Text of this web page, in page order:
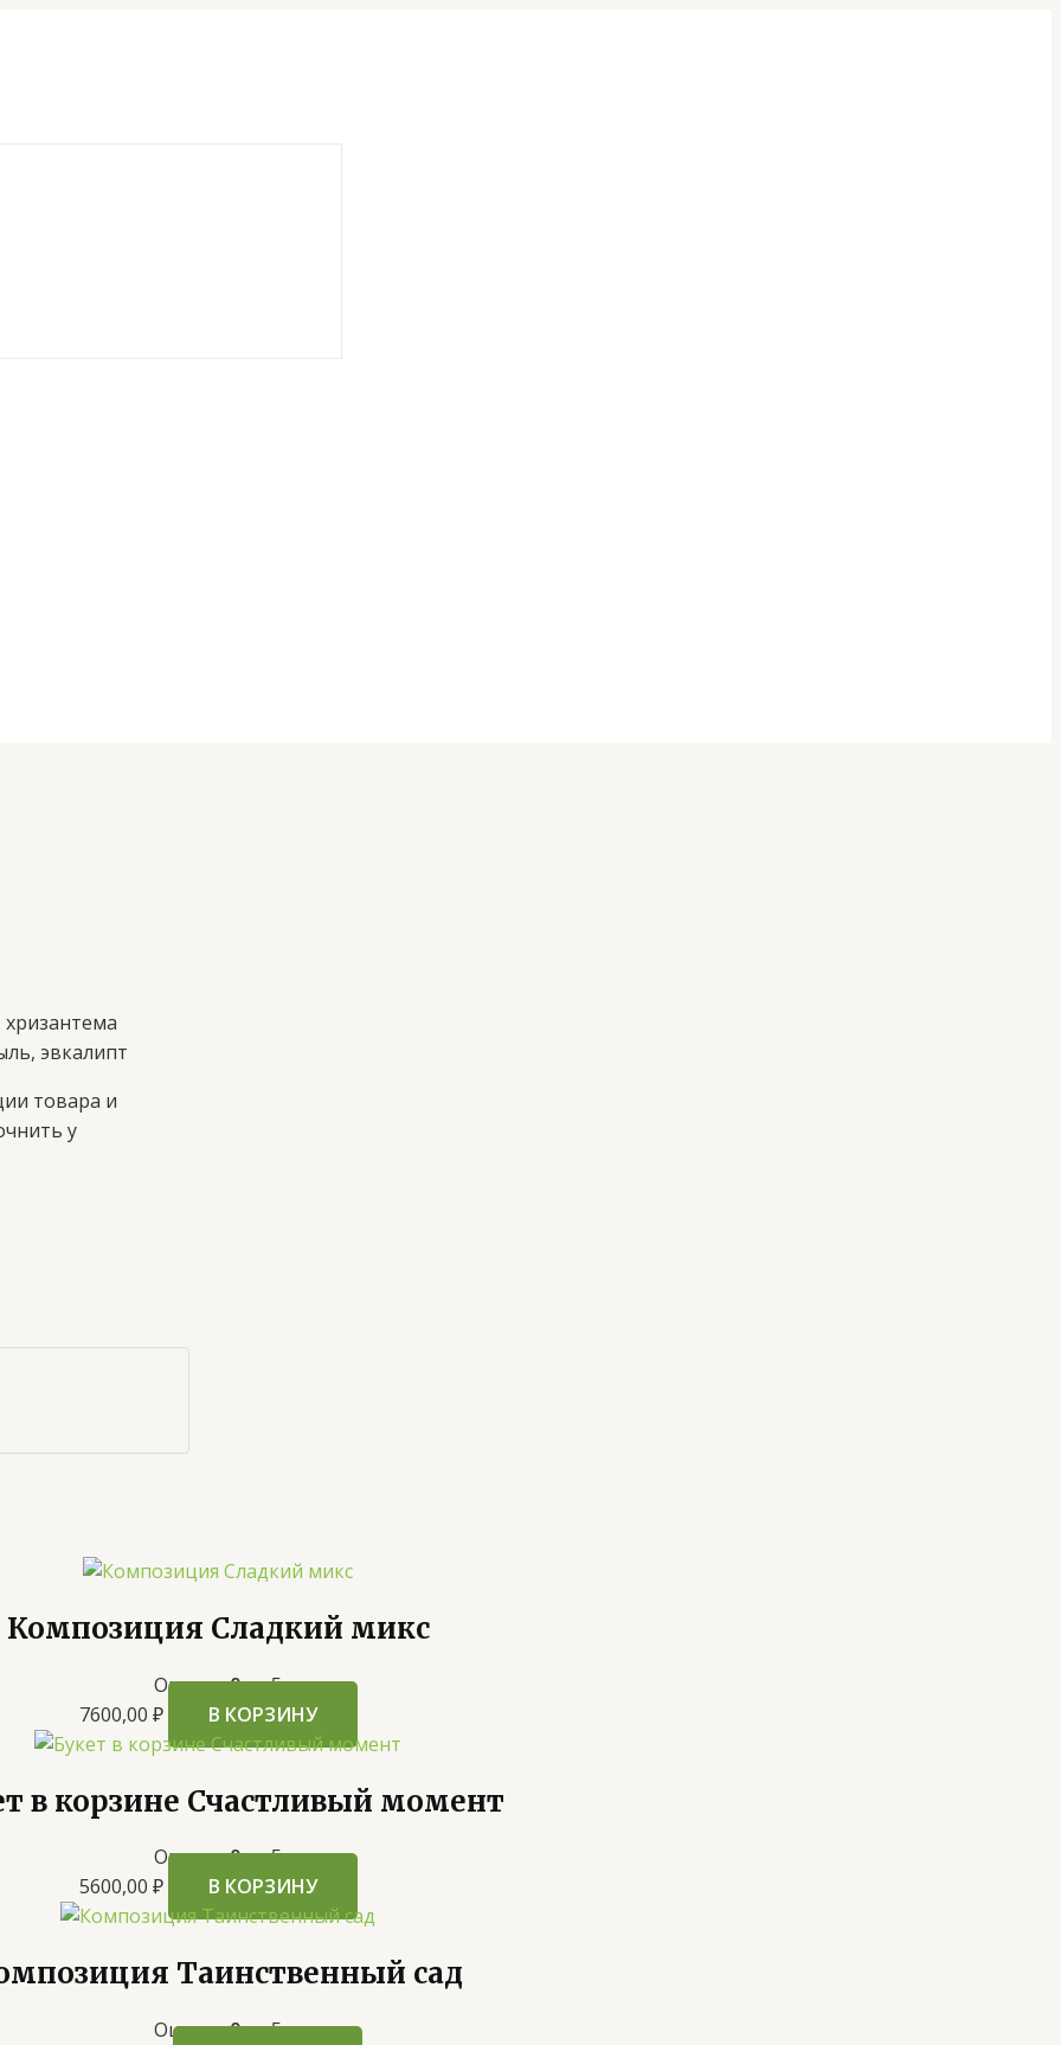
хризантема
эвкалипт
товара и
у
Композиция Сладкий микс
Оценка0из 5
7600,00 ₽ В КОРЗИНУ
в корзине Счастливый момент
Оценка0из 5
5600,00 ₽ В КОРЗИНУ
Таинственный сад
Оценка0из 5